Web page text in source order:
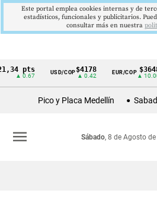
Cintillo
Colombia
pts
▲ 0.67
USD/COP$4178
▲ 0.42
EUR/COP $3648
▲ 10.00
Pico y Placa Medellín
Sábado, 8 de Agosto
menu
Este portal emplea cookies internas y de
estadísticos, funcionales y publicitarios.
consultar más en nuestra